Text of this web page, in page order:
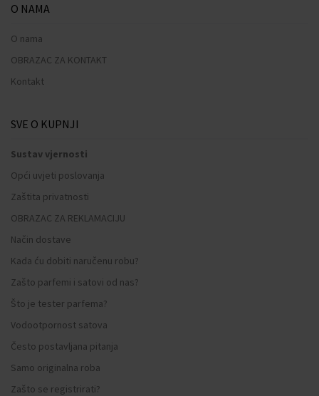
O NAMA
O nama
OBRAZAC ZA KONTAKT
Kontakt
SVE O KUPNJI
Sustav vjernosti
Opći uvjeti poslovanja
Zaštita privatnosti
OBRAZAC ZA REKLAMACIJU
Način dostave
Kada ću dobiti naručenu robu?
Zašto parfemi i satovi od nas?
Što je tester parfema?
Vodootpornost satova
Često postavljana pitanja
Samo originalna roba
Zašto se registrirati?